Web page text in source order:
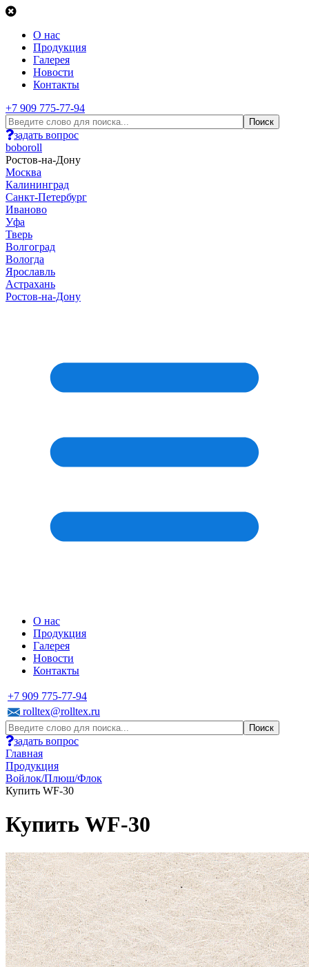
О нас
Продукция
Галерея
Новости
Контакты
+7 909 775-77-94
задать вопрос
boboroll
Ростов-на-Дону
Москва
Калининград
Санкт-Петербург
Иваново
Уфа
Тверь
Волгоград
Вологда
Ярославль
Астрахань
Ростов-на-Дону
О нас
Продукция
Галерея
Новости
Контакты
+7 909 775-77-94
rolltex@rolltex.ru
задать вопрос
Главная
Продукция
Войлок/Плюш/Флок
Купить WF-30
Купить WF-30